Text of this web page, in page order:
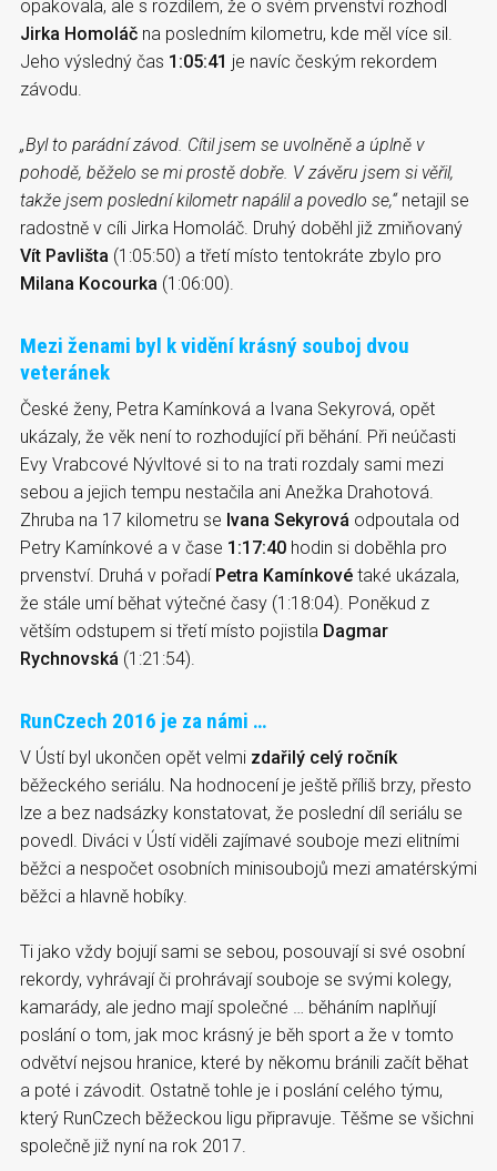
opakovala, ale s rozdílem, že o svém prvenství rozhodl
Jirka Homoláč na posledním kilometru, kde měl více sil.
Jeho výsledný čas 1:05:41 je navíc českým rekordem
závodu.
„Byl to parádní závod. Cítil jsem se uvolněně a úplně v
pohodě, běželo se mi prostě dobře. V závěru jsem si věřil,
takže jsem poslední kilometr napálil a povedlo se,“ netajil se
radostně v cíli Jirka Homoláč. Druhý doběhl již zmiňovaný
Vít Pavlišta (1:05:50) a třetí místo tentokráte zbylo pro
Milana Kocourka (1:06:00).
Mezi ženami byl k vidění krásný souboj dvou
veteránek
České ženy, Petra Kamínková a Ivana Sekyrová, opět
ukázaly, že věk není to rozhodující při běhání. Při neúčasti
Evy Vrabcové Nývltové si to na trati rozdaly sami mezi
sebou a jejich tempu nestačila ani Anežka Drahotová.
Zhruba na 17 kilometru se Ivana Sekyrová odpoutala od
Petry Kamínkové a v čase 1:17:40 hodin si doběhla pro
prvenství. Druhá v pořadí Petra Kamínkové také ukázala,
že stále umí běhat výtečné časy (1:18:04). Poněkud z
větším odstupem si třetí místo pojistila Dagmar
Rychnovská (1:21:54).
RunCzech 2016 je za námi …
V Ústí byl ukončen opět velmi zdařilý celý ročník
běžeckého seriálu. Na hodnocení je ještě příliš brzy, přesto
lze a bez nadsázky konstatovat, že poslední díl seriálu se
povedl. Diváci v Ústí viděli zajímavé souboje mezi elitními
běžci a nespočet osobních minisoubojů mezi amatérskými
běžci a hlavně hobíky.
Ti jako vždy bojují sami se sebou, posouvají si své osobní
rekordy, vyhrávají či prohrávají souboje se svými kolegy,
kamarády, ale jedno mají společné … běháním naplňují
poslání o tom, jak moc krásný je běh sport a že v tomto
odvětví nejsou hranice, které by někomu bránili začít běhat
a poté i závodit. Ostatně tohle je i poslání celého týmu,
který RunCzech běžeckou ligu připravuje. Těšme se všichni
společně již nyní na rok 2017.